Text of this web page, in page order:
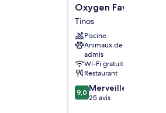
Oxygen
Favie
by
GHH
Tinos
Oxygen Favie by
Tinos
Piscine
Animaux de compagnie
admis
Wi-Fi gratuit
Restaurant
9.0
sur
9,0 Merveilleux
25 avis